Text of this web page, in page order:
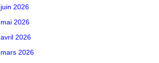
juin 2026
mai 2026
avril 2026
mars 2026